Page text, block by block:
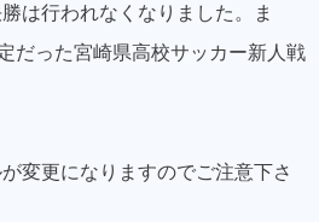
は行われなくなりました。ま
だった宮崎県高校サッカー新人戦
変更になりますのでご注意下さ